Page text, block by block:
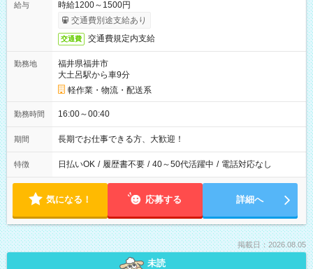
給与
時給1200～1500円
交通費別途支給あり
交通費 交通費規定内支給
勤務地
福井県福井市
大土呂駅から車9分
軽作業・物流・配送系
勤務時間 16:00～00:40
期間 長期でお仕事できる方、大歓迎！
特徴 日払いOK / 履歴書不要 / 40～50代活躍中 / 電話対応なし
気になる！ 応募する 詳細へ
掲載日：2026.08.05
未読